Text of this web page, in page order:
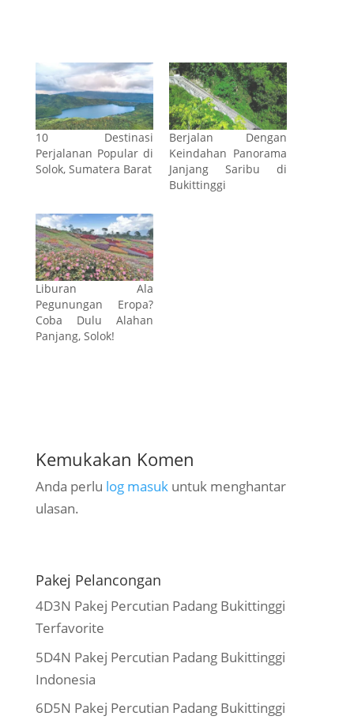
10 Destinasi
Perjalanan Popular di
Solok, Sumatera Barat
Berjalan Dengan
Keindahan Panorama
Janjang Saribu di
Bukittinggi
Liburan Ala
Pegunungan Eropa?
Coba Dulu Alahan
Panjang, Solok!
Kemukakan Komen
Anda perlu log masukuntuk menghantar
ulasan.
Pakej Pelancongan
4D3N Pakej Percutian Padang Bukittinggi
Terfavorite
5D4N Pakej Percutian Padang Bukittinggi
Indonesia
6D5N Pakej Percutian Padang Bukittinggi